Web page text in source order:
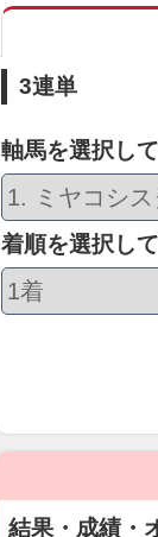
3連単
軸馬を選択し
着順を選択し
結果・成績・